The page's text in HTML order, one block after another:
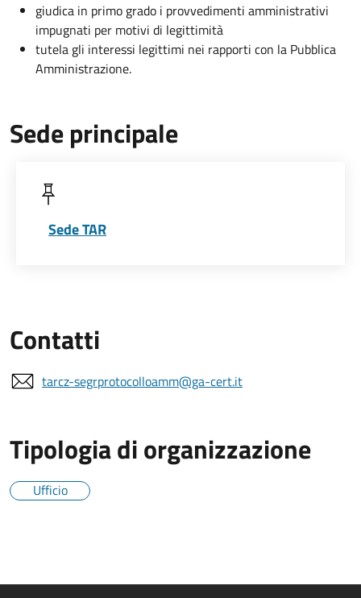
giudica in primo grado i provvedimenti amministrativi
impugnati per motivi di legittimità
tutela gli interessi legittimi nei rapporti con la Pubblica
Amministrazione.
Sede principale
Sede TAR
Contatti
tarcz-segrprotocolloamm@ga-cert.it
Tipologia di organizzazione
Ufficio